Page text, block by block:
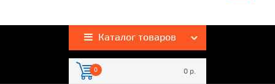
Гарантия и возврат
Каталог товаров
0 0 р.